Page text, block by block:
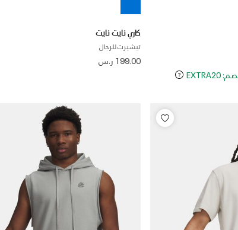
كاري نايت نايت
تيشيرت للرجال
199.00 ر.س